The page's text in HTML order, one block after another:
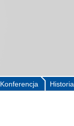
Historia
Konferencja